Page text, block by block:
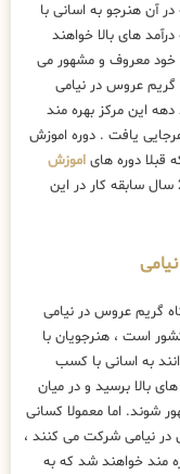
آن هنرجو به اسانی با
های بالا خواهند
خود معروف و مشهور می
گریم عروس در نیامی
این مرکز بهره مند
یافت . دوره اموزش
قبلا دوره های اموزش
را گذرانده اند و یا حداقل 2 سال سابقه کار در این
گریم عروس در نیامی
است ، هنرجویان با
به اسانی با کسب
بالا برسید و در میان
شوند. اما معمولا کسانی
نیامی شرکت می کنند ،
مند خواهند شد که به